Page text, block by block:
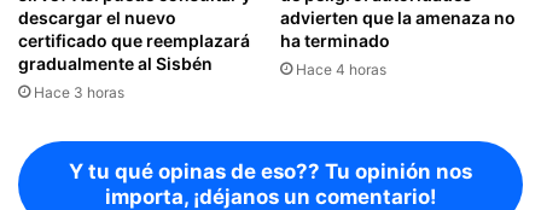
descargar el nuevo
certificado que reemplazará
gradualmente al Sisbén
Hace 3 horas
advierten que la amenaza no
ha terminado
Hace 4 horas
Y tu qué opinas de eso?? Tu opinión nos
importa, ¡déjanos un comentario!